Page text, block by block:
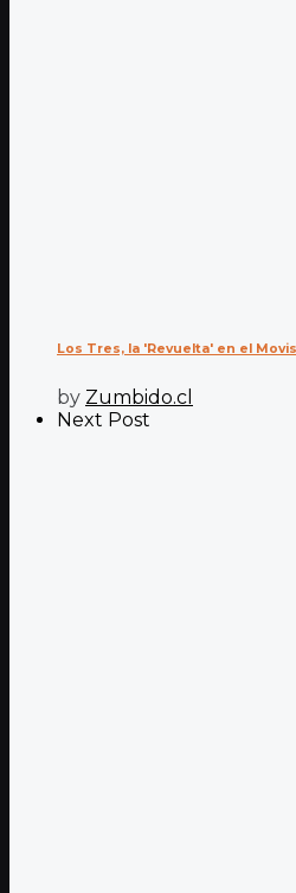
Los Tres, la 'Revuelta' en el
by Zumbido.cl
Next Post